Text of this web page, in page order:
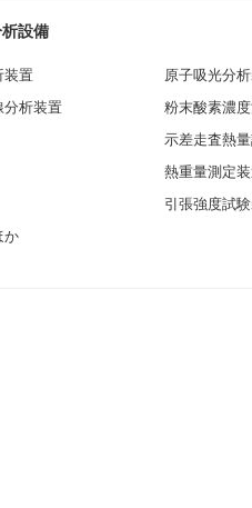
設備
装置
原子吸光分
分析装置
粉末酸素濃
示差走査熱
熱重量測定
引張強度試
か